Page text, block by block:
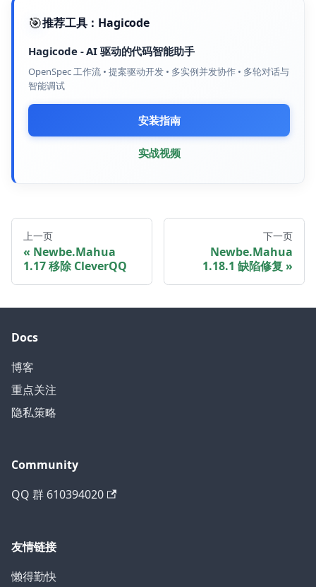
🎯推荐工具： Hagicode
Hagicode-AI 驱动的代码智能助手
OpenSpec 工作流 • 提案驱动开发 • 多实例并发协作 • 多轮对话与
智能调试
安装指南
实战视频
上一页
Newbe.Mahua
1.17 移除 CleverQQ
下一页
Newbe.Mahua
1.18.1 缺陷修复
Docs
博客
重点关注
隐私策略
Community
QQ 群 610394020
友情链接
懒得勤快